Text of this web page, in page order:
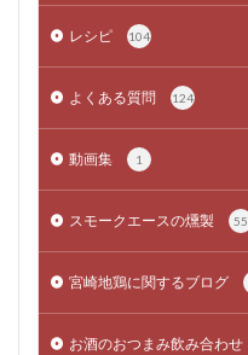
レシピ 104
よくある質問 124
動画集 1
スモークエースの燻製 55
宮崎地鶏に関するブログ
お酒のおつまみ飲み合わせ